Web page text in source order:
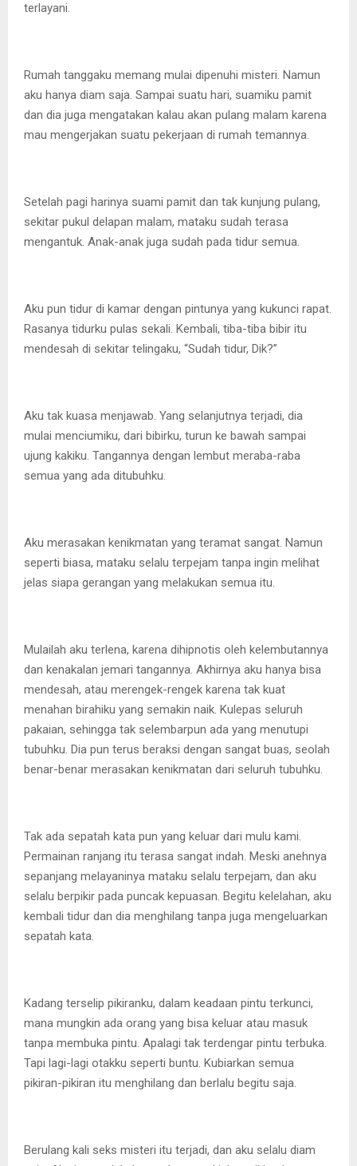
terlayani.
Rumah tanggaku memang mulai dipenuhi misteri. Namun
aku hanya diam saja. Sampai suatu hari, suamiku pamit
dan dia juga mengatakan kalau akan pulang malam karena
mau mengerjakan suatu pekerjaan di rumah temannya.
Setelah pagi harinya suami pamit dan tak kunjung pulang,
sekitar pukul delapan malam, mataku sudah terasa
mengantuk. Anak-anak juga sudah pada tidur semua.
Aku pun tidur di kamar dengan pintunya yang kukunci rapat.
Rasanya tidurku pulas sekali. Kembali, tiba-tiba bibir itu
mendesah di sekitar telingaku, “Sudah tidur, Dik?”
Aku tak kuasa menjawab. Yang selanjutnya terjadi, dia
mulai menciumiku, dari bibirku, turun ke bawah sampai
ujung kakiku. Tangannya dengan lembut meraba-raba
semua yang ada ditubuhku.
Aku merasakan kenikmatan yang teramat sangat. Namun
seperti biasa, mataku selalu terpejam tanpa ingin melihat
jelas siapa gerangan yang melakukan semua itu.
Mulailah aku terlena, karena dihipnotis oleh kelembutannya
dan kenakalan jemari tangannya. Akhirnya aku hanya bisa
mendesah, atau merengek-rengek karena tak kuat
menahan birahiku yang semakin naik. Kulepas seluruh
pakaian, sehingga tak selembarpun ada yang menutupi
tubuhku. Dia pun terus beraksi dengan sangat buas, seolah
benar-benar merasakan kenikmatan dari seluruh tubuhku.
Tak ada sepatah kata pun yang keluar dari mulu kami.
Permainan ranjang itu terasa sangat indah. Meski anehnya
sepanjang melayaninya mataku selalu terpejam, dan aku
selalu berpikir pada puncak kepuasan. Begitu kelelahan, aku
kembali tidur dan dia menghilang tanpa juga mengeluarkan
sepatah kata.
Kadang terselip pikiranku, dalam keadaan pintu terkunci,
mana mungkin ada orang yang bisa keluar atau masuk
tanpa membuka pintu. Apalagi tak terdengar pintu terbuka.
Tapi lagi-lagi otakku seperti buntu. Kubiarkan semua
pikiran-pikiran itu menghilang dan berlalu begitu saja.
Berulang kali seks misteri itu terjadi, dan aku selalu diam